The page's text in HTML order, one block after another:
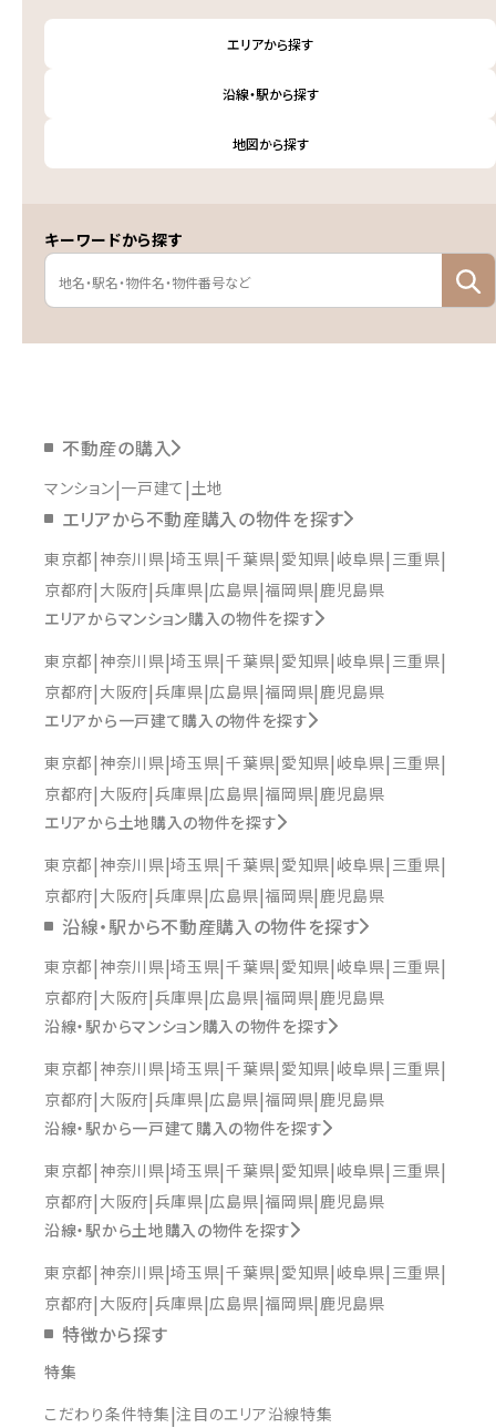
エリアから探す
沿線・駅から探す
地図から探す
キーワードから探す
不動産の購入
マンション 一戸建て 土地
エリアから不動産購入の物件を探す
東京都 神奈川県 埼玉県 千葉県 愛知県 岐阜県 三重県
京都府 大阪府 兵庫県 広島県 福岡県 鹿児島県
エリアからマンション購入の物件を探す
東京都 神奈川県 埼玉県 千葉県 愛知県 岐阜県 三重県
京都府 大阪府 兵庫県 広島県 福岡県 鹿児島県
エリアから一戸建て購入の物件を探す
東京都 神奈川県 埼玉県 千葉県 愛知県 岐阜県 三重県
京都府 大阪府 兵庫県 広島県 福岡県 鹿児島県
エリアから土地購入の物件を探す
東京都 神奈川県 埼玉県 千葉県 愛知県 岐阜県 三重県
京都府 大阪府 兵庫県 広島県 福岡県 鹿児島県
沿線・駅から不動産購入の物件を探す
東京都 神奈川県 埼玉県 千葉県 愛知県 岐阜県 三重県
京都府 大阪府 兵庫県 広島県 福岡県 鹿児島県
沿線・駅からマンション購入の物件を探す
東京都 神奈川県 埼玉県 千葉県 愛知県 岐阜県 三重県
京都府 大阪府 兵庫県 広島県 福岡県 鹿児島県
沿線・駅から一戸建て購入の物件を探す
東京都 神奈川県 埼玉県 千葉県 愛知県 岐阜県 三重県
京都府 大阪府 兵庫県 広島県 福岡県 鹿児島県
沿線・駅から土地購入の物件を探す
東京都 神奈川県 埼玉県 千葉県 愛知県 岐阜県 三重県
京都府 大阪府 兵庫県 広島県 福岡県 鹿児島県
特徴から探す
特集
こだわり条件特集 注目のエリア沿線特集